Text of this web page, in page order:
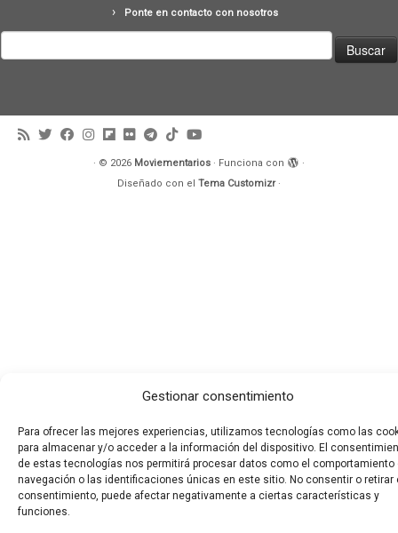
Gestionar consentimiento
Para ofrecer las mejores experiencias, utilizamos tecnologías como las
para almacenar y/o acceder a la información del dispositivo. El
de estas tecnologías nos permitirá procesar datos como el comportamiento
navegación o las identificaciones únicas en este sitio. No consentir o retirar
consentimiento, puede afectar negativamente a ciertas características y
funciones.
Ponte en contacto con nosotros
· © 2026 Moviementarios · Funciona con
·
Diseñado con el Tema Customizr·